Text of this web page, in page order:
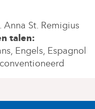
Anna St. Remigius
talen
Engels Espagnol